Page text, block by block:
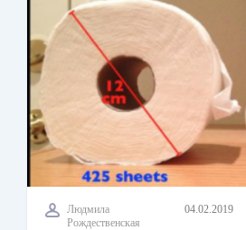
Людмила
Рождественская
04.02.2019